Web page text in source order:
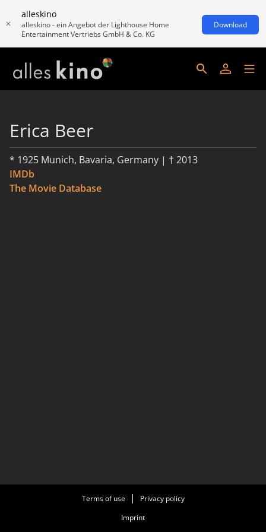
alleskino
alleskino - ein Angebot der Lighthouse Home
Entertainment Vertriebs GmbH & Co. KG
Download
Erica Beer
* 1925 Munich, Bavaria, Germany | † 2013
IMDb
The Movie Database
Terms of use
Privacy policy
Imprint